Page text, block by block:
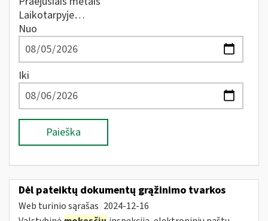
Laikotarpyje…
Nuo
Iki
Paieška
Dėl pateiktų dokumentų grąžinimo tvarkos
Web turinio sąrašas 2024-12-16